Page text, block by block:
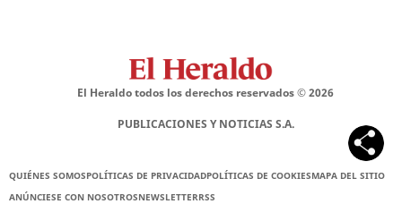
El Heraldo todos los derechos reservados ©2026
PUBLICACIONES Y NOTICIAS S.A.
QUIÉNES SOMOSPOLÍTICAS DE PRIVACIDADPOLÍTICAS DE COOKIESMAPA DEL SITIO
ANÚNCIESE CON NOSOTROSNEWSLETTERRSS